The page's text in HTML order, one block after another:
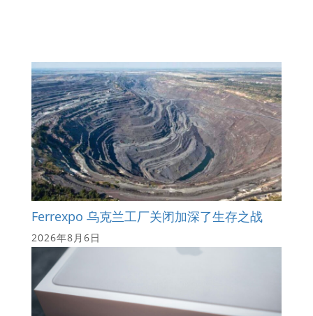
Ferrexpo 乌克兰工厂关闭加深了生存之战
2026年8月6日